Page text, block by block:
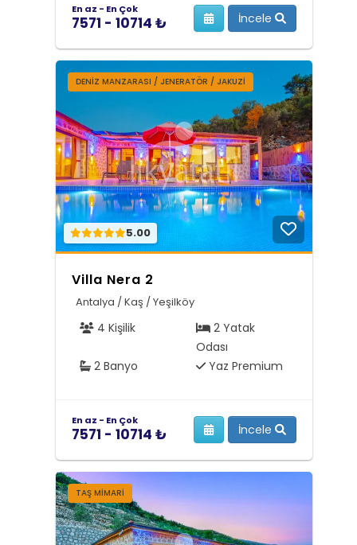
En az - En Çok
7571 - 10714 ₺ İncele
DENIZ MANZARASI / JENERATÖR / JAKUZI
5.00
Villa Nera 2
Antalya / Kaş / Yeşilköy
4 Kişilik
2 Yatak
Odası
2 Banyo
Yaz Premium
En az - En Çok
7571 - 10714 ₺ İncele
TAŞ MIMARI